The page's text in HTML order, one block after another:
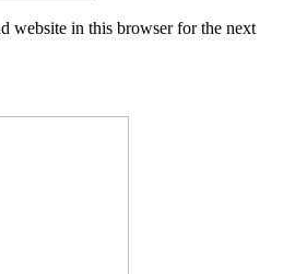
website in this browser for the next